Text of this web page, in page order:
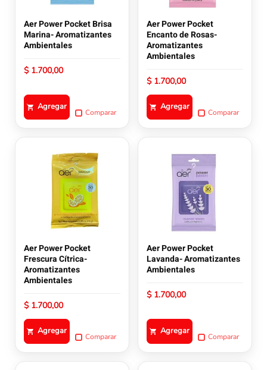
Aer Power Pocket Brisa
Marina- Aromatizantes
Ambientales
$1.700,00
Agregar
Comparar
Aer Power Pocket
Encanto de Rosas-
Aromatizantes
Ambientales
$1.700,00
Agregar
Comparar
Aer Power Pocket
Frescura Cítrica-
Aromatizantes
Ambientales
$1.700,00
Agregar
Comparar
Aer Power Pocket
Lavanda- Aromatizantes
Ambientales
$1.700,00
Agregar
Comparar